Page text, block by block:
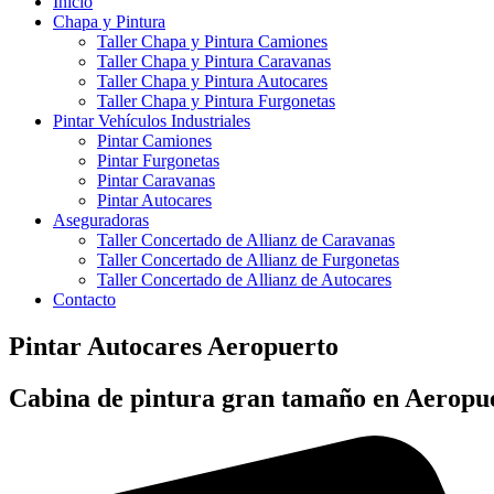
Chapa y Pintura
Taller Chapa y Pintura Camiones
Taller Chapa y Pintura Caravanas
Taller Chapa y Pintura Autocares
Taller Chapa y Pintura Furgonetas
Pintar Vehículos Industriales
Pintar Camiones
Pintar Furgonetas
Pintar Caravanas
Pintar Autocares
Aseguradoras
Taller Concertado de Allianz de Caravanas
Taller Concertado de Allianz de Furgonetas
Taller Concertado de Allianz de Autocares
Contacto
Pintar Autocares Aeropuerto
Cabina de pintura gran tamaño en